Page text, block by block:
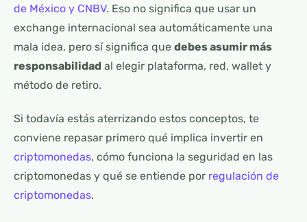
de México y CNBV. Eso no significa que usar un
exchange internacional sea automáticamente una
mala idea, pero sí significa que debes asumir más
responsabilidad al elegir plataforma, red, wallet y
método de retiro.
Si todavía estás aterrizando estos conceptos, te
conviene repasar primero qué implica invertir en
criptomonedas, cómo funciona la seguridad en las
criptomonedas y qué se entiende por regulación de
criptomonedas.